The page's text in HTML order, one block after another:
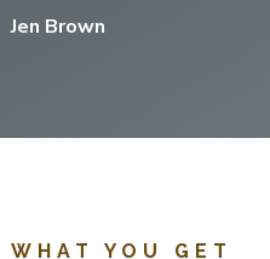
Jen Brown
WHAT YOU GET